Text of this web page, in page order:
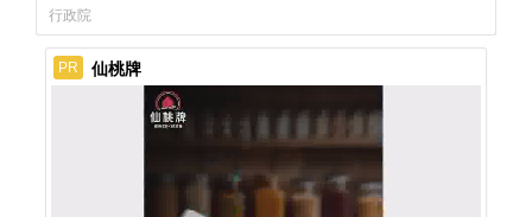
行政院
PR 仙桃牌